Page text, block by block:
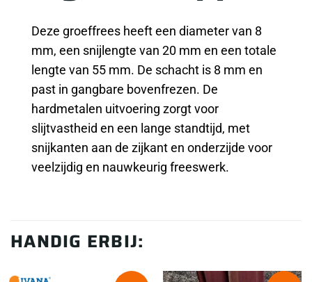
Deze groeffrees heeft een diameter van 8
mm, een snijlengte van 20 mm en een totale
lengte van 55 mm. De schacht is 8 mm en
past in gangbare bovenfrezen. De
hardmetalen uitvoering zorgt voor
slijtvastheid en een lange standtijd, met
snijkanten aan de zijkant en onderzijde voor
veelzijdig en nauwkeurig freeswerk.
HANDIG ERBIJ: